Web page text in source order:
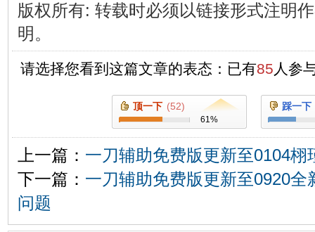
版权所有: 转载时必须以链接形式注明
明。
请选择您看到这篇文章的表态：已有85 人参
顶一下 (52)
61%
踩一下
上一篇： 一刀辅助免费版更新至0104
下一篇： 一刀辅助免费版更新至0920全
问题